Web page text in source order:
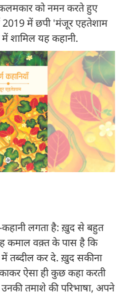
को नमन करते हुए
2019 में छपी 'मंजूर एहतेशाम
शामिल यह कहानी.
कहानी लगता है: ख़ुद से बहुत
कमाल वक़्त के पास है कि
तब्दील कर दे. ख़ुद सकीना
ऐसा ही कुछ कहा करती
तमाशे की परिभाषा, अपने